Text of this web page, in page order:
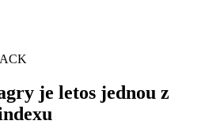
je letos jednou z